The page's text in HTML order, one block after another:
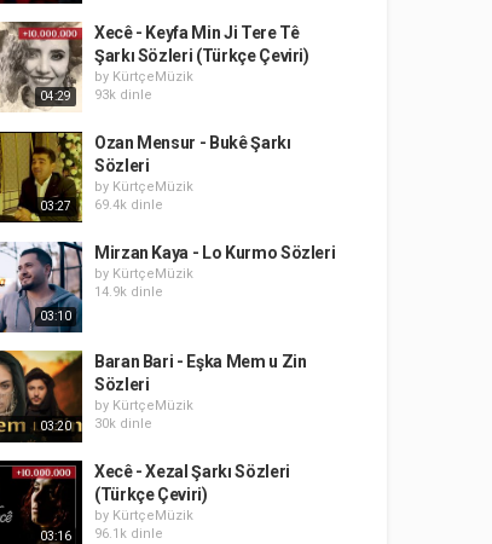
04:29
Xecê - Keyfa Min Ji Tere Tê
Şarkı Sözleri (Türkçe Çeviri)
by KürtçeMüzik
93k dinle
03:27
Ozan Mensur - Bukê Şarkı
Sözleri
by KürtçeMüzik
69.4k dinle
03:10
Mirzan Kaya - Lo Kurmo Sözleri
by KürtçeMüzik
14.9k dinle
03:20
Baran Bari - Eşka Mem u Zin
Sözleri
by KürtçeMüzik
30k dinle
03:16
Xecê - Xezal Şarkı Sözleri
(Türkçe Çeviri)
by KürtçeMüzik
96.1k dinle